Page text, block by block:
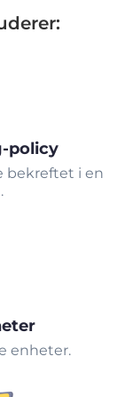
policy
bekreftet i en
enheter.